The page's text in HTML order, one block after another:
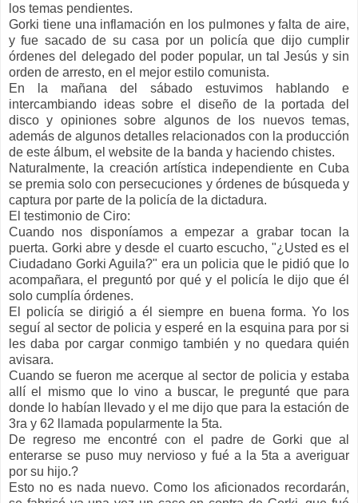
los temas pendientes.
Gorki tiene una inflamación en los pulmones y falta de aire,
y fue sacado de su casa por un policía que dijo cumplir
órdenes del delegado del poder popular, un tal Jesús y sin
orden de arresto, en el mejor estilo comunista.
En la mañana del sábado estuvimos hablando e
intercambiando ideas sobre el diseño de la portada del
disco y opiniones sobre algunos de los nuevos temas,
además de algunos detalles relacionados con la producción
de este álbum, el website de la banda y haciendo chistes.
Naturalmente, la creación artística independiente en Cuba
se premia solo con persecuciones y órdenes de búsqueda y
captura por parte de la policía de la dictadura.
El testimonio de Ciro:
Cuando nos disponíamos a empezar a grabar tocan la
puerta. Gorki abre y desde el cuarto escucho, "¿Usted es el
Ciudadano Gorki Aguila?" era un policia que le pidió que lo
acompañara, el preguntó por qué y el policía le dijo que él
solo cumplía órdenes.
El policía se dirigió a él siempre en buena forma. Yo los
seguí al sector de policia y esperé en la esquina para por si
les daba por cargar conmigo también y no quedara quién
avisara.
Cuando se fueron me acerque al sector de policia y estaba
allí el mismo que lo vino a buscar, le pregunté que para
donde lo habían llevado y el me dijo que para la estación de
3ra y 62 llamada popularmente la 5ta.
De regreso me encontré con el padre de Gorki que al
enterarse se puso muy nervioso y fué a la 5ta a averiguar
por su hijo.?
Esto no es nada nuevo. Como los aficionados recordarán,